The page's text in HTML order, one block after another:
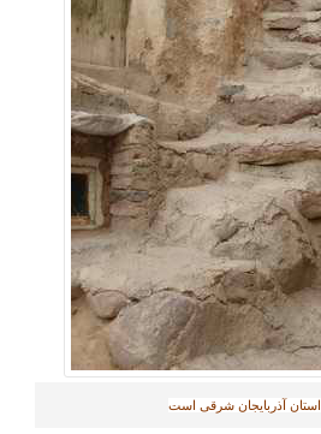
آذربایجان شرقی است